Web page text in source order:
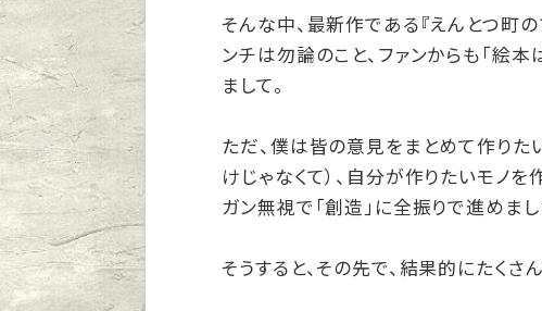
そんな中、最新作である『えんとつ町
ンチは勿論のこと、ファンからも「絵
まして。
ただ、僕は皆の意見をまとめて作りた
けじゃなくて）、自分が作りたいモノ
ガン無視で「創造」に全振りで進めまし
そうすると、その先で、結果的にたくさ